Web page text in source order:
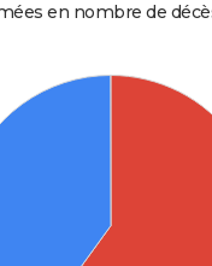
en nombre de